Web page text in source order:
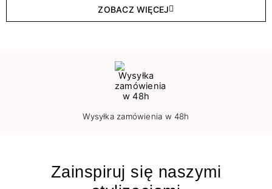
ZOBACZ WIĘCEJ
Wysyłka zamówienia w 48h
Zainspiruj się naszymi